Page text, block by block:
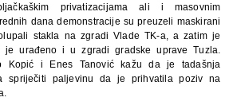
privatizacijama ali i masovnim
dana demonstracije su preuzeli maskirani
stakla na zgradi Vlade TK-a, a zatim je
urađeno i u zgradi gradske uprave Tuzla.
Kopić i Enes Tanović kažu da je tadašnja
spriječiti paljevinu da je prihvatila poziv na